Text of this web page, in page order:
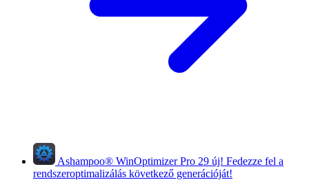
Ashampoo® WinOptimizer Pro 29 új! Fedezze fel a
rendszeroptimalizálás következő generációját!